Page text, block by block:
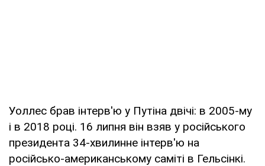
Уоллес брав інтерв'ю у Путіна двічі: в 2005-му
і в 2018 році. 16 липня він взяв у російського
президента 34-хвилинне інтерв'ю на
російсько-американському саміті в Гельсінкі.